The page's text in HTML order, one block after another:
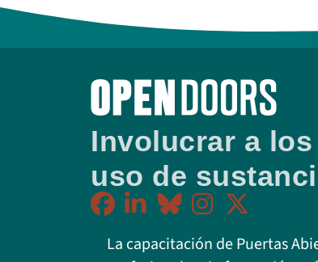
Involucrar a
uso de
FacebookLinkedInBlueSkyInstagram
La capacitación de Puertas